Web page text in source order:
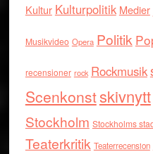
Kultur Kulturpolitik Medier
Musikvideo Opera Politik
recensioner rock Rockmusik
Scenkonstskivnytt
Stockholm Stockholms
Teaterkritik Teaterrecension